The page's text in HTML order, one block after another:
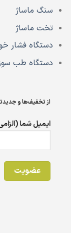
سنگ ماساژ
تخت ماساژ
دستگاه فشار
دستگاه طب
از تخفیف‌ها و
ایمیل شما